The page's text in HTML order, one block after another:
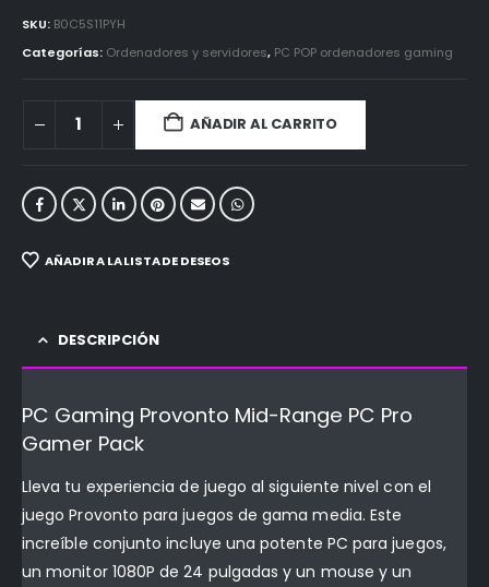
SKU: B0C5S11PYH
Categorías: Ordenadores y servidores, PC POP ordenadores gaming
AÑADIR AL CARRITO
AÑADIR A LA LISTA DE DESEOS
DESCRIPCIÓN
PC Gaming Provonto Mid-Range PC Pro
Gamer Pack
Lleva tu experiencia de juego al siguiente nivel con el
juego Provonto para juegos de gama media. Este
increíble conjunto incluye una potente PC para juegos,
un monitor 1080P de 24 pulgadas y un mouse y un